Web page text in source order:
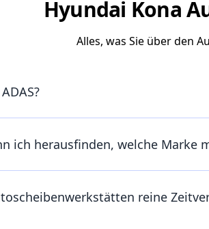
Hyundai Kona
Alles, was Sie über den
ich herausfinden, welche Marke
reine